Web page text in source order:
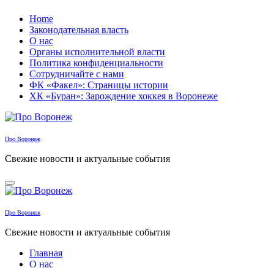
Перейти
содержанию
Home
Законодательная власть
О нас
Органы исполнительной власти
Политика конфиденциальности
Сотрудничайте с нами
ФК «Факел»: Страницы истории
ХК «Буран»: Зарождение хоккея в Воронеже
Про Воронеж
Свежие новости и актуальные события
Про Воронеж
Свежие новости и актуальные события
Главная
О нас